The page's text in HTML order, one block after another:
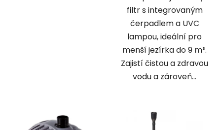
filtr s integrovaným
čerpadlem a UVC
lampou, ideální pro
menší jezírka do 9 m³.
Zajistí čistou a zdravou
vodu a zároveň...